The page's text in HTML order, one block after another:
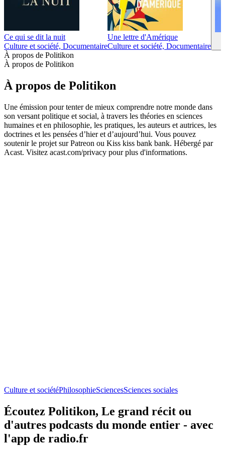
Ce qui se dit la nuit
Culture et société, Documentaire
Une lettre d'Amérique
Culture et société, Documentaire
À propos de Politikon
À propos de Politikon
À propos de Politikon
Une émission pour tenter de mieux comprendre notre monde dans
son versant politique et social, à travers les théories en sciences
humaines et en philosophie, les pratiques, les auteurs et autrices, les
doctrines et les pensées d’hier et d’aujourd’hui. Vous pouvez
soutenir le projet sur Patreon ou Kiss kiss bank bank. Hébergé par
Acast. Visitez acast.com/privacy pour plus d'informations.
Culture et sociétéPhilosophieSciencesSciences sociales
Écoutez Politikon, Le grand récit ou
d'autres podcasts du monde entier - avec
l'app de radio.fr